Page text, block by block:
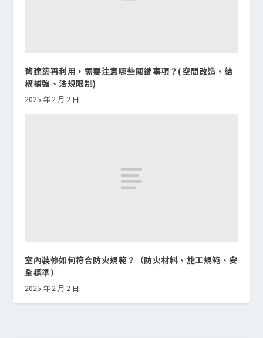
舊建築再利用，需要注意哪些關鍵事項？(空間改造、結
構補強、法規限制)
2025 年 2 月 2 日
室內裝修如何符合防火規範？（防火材料、施工規範、安
全標準）
2025 年 2 月 2 日